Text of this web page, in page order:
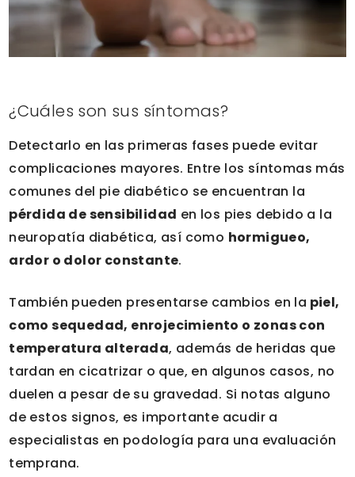
¿Cuáles son sus síntomas?
Detectarlo en las primeras fases puede evitar
complicaciones mayores. Entre los síntomas más
comunes del pie diabético se encuentran la
pérdida de sensibilidad en los pies debido a la
neuropatía diabética, así como hormigueo,
ardor o dolor constante.
También pueden presentarse cambios en la piel,
como sequedad, enrojecimiento o zonas con
temperatura alterada, además de heridas que
tardan en cicatrizar o que, en algunos casos, no
duelen a pesar de su gravedad. Si notas alguno
de estos signos, es importante acudir a
especialistas en podología para una evaluación
temprana.